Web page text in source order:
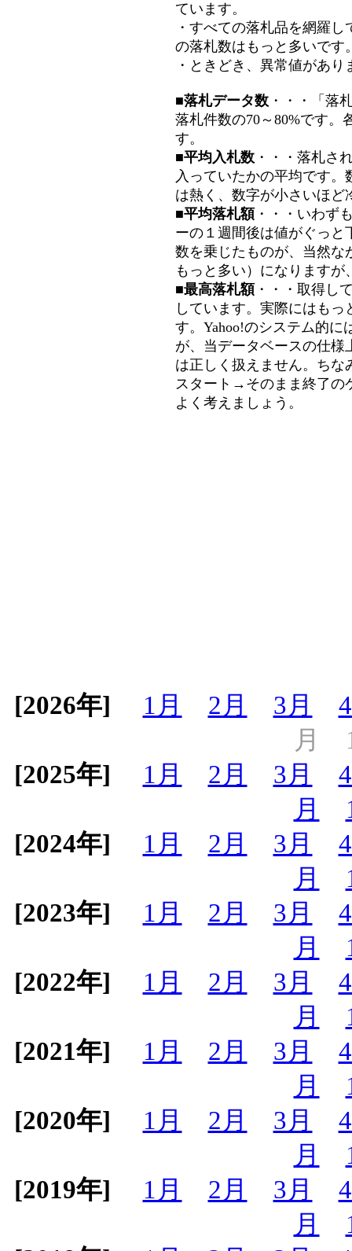
ています。
・すべての落札品を網羅
の落札数はもっと多いです
・ときどき、異常値があ
■落札データ数 ・・・「落
落札件数の70～80%です。
す。
■平均入札数 ・・・落札さ
入っていたかの平均です
は熱く、数字が小さいほど
■平均落札額 ・・・いわず
ーの１週間後は値がぐっと
数を乗じたものが、当然な
もっと多い）になります
■最高落札額 ・・・取得し
しています。実際にはも
す。Yahoo!のシステム的に
が、当データベースの仕様
は正しく扱えません。ちな
スタート→そのまま終了の
よく考えましょう。
[2026年] 1月 2月 3月
月
[2025年]
1月 2月 3月
月
[2024年]
1月 2月 3月
月
[2023年]
1月 2月 3月
月
[2022年]
1月 2月 3月
月
[2021年]
1月 2月 3月
月
[2020年]
1月 2月 3月
月
[2019年]
1月 2月 3月
月